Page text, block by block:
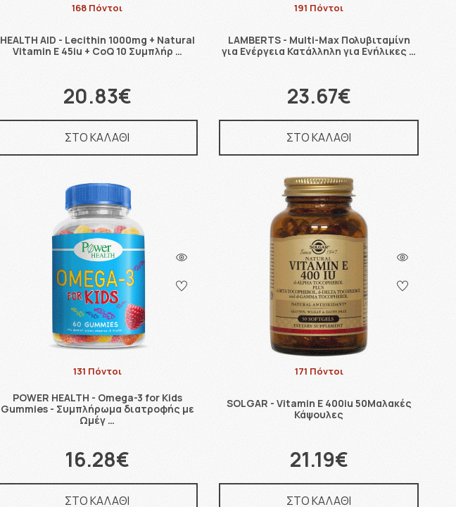
168 Πόντοι
HEALTH AID - Lecithin 1000mg + Natural
Vitamin E 45iu + CoQ 10 Συμπλήρ …
20.83€
ΣΤΟ ΚΑΛΑΘΙ
191 Πόντοι
LAMBERTS - Multi-Max Πολυβιταμίνη
για Ενέργεια Κατάλληλη για Ενήλικες …
23.67€
ΣΤΟ ΚΑΛΑΘΙ
131 Πόντοι
POWER HEALTH - Omega-3 for Kids
Gummies - Συμπλήρωμα διατροφής με
Ωμέγ …
16.28€
ΣΤΟ ΚΑΛΑΘΙ
171 Πόντοι
SOLGAR - Vitamin E 400iu 50Μαλακές
Κάψουλες
21.19€
ΣΤΟ ΚΑΛΑΘΙ